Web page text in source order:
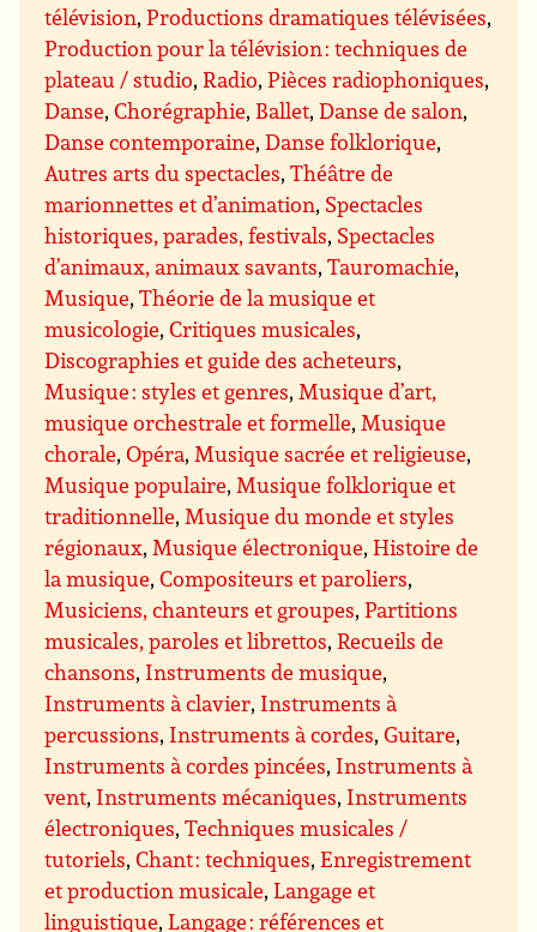
télévision,Productions dramatiques télévisées,
Production pour la télévision : techniques de
plateau / studio,Radio,Pièces radiophoniques,
Danse,Chorégraphie, Ballet,Danse de salon,
Danse contemporaine,Danse folklorique,
Autres arts du spectacles,Théâtre de
marionnettes et d’animation, Spectacles
historiques, parades, festivals, Spectacles
d’animaux, animaux savants,Tauromachie,
Musique,Théorie de la musique et
musicologie,Critiques musicales,
Discographies et guide des acheteurs,
Musique : styles et genres,Musique d’art,
musique orchestrale et formelle,Musique
chorale,Opéra,Musique sacrée et religieuse,
Musique populaire,Musique folklorique et
traditionnelle,Musique du monde et styles
régionaux,Musique électronique,Histoire de
la musique,Compositeurs et paroliers,
Musiciens, chanteurs et groupes,Partitions
musicales, paroles et librettos,Recueils de
chansons, Instruments de musique,
Instruments à clavier, Instruments à
percussions, Instruments à cordes,Guitare,
Instruments à cordes pincées, Instruments à
vent, Instruments mécaniques, Instruments
électroniques,Techniques musicales /
tutoriels,Chant : techniques,Enregistrement
et production musicale,Langage et
linguistique,Langage : références et